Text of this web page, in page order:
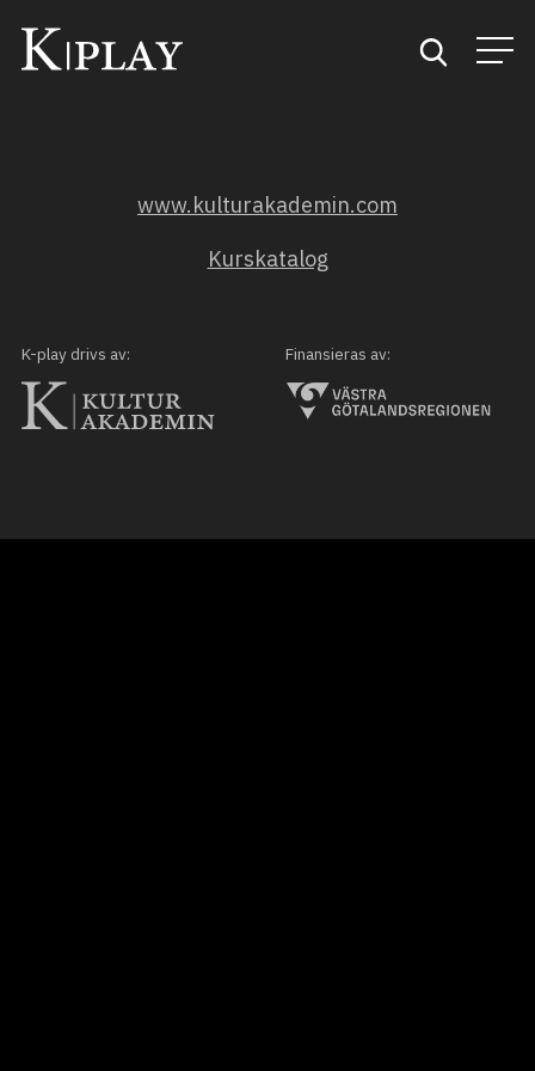
Kategorier
Mina favoriter
www.kulturakademin.com
Kurskatalog
K-play drivs av: Finansieras av: